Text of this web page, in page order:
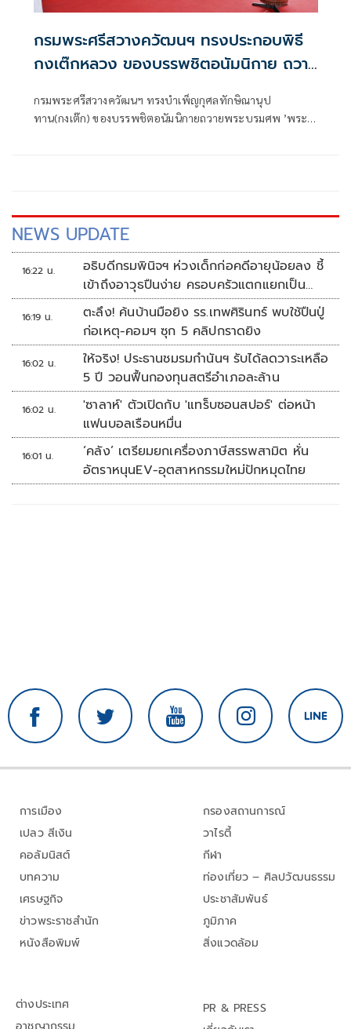
กรมพระศรีสวางควัฒนฯ ทรงประกอบพิธี
กงเต๊กหลวง ของบรรพชิตอนัมนิกาย ถวาย
กรมพระศรีสวางควัฒนฯ ทรงบำเพ็ญกุศลทักษิณานุป
ทาน(กงเต๊ก) ของบรรพชิตอนัมนิกายถวายพระบรมศพ ’พระ
NEWS UPDATE
16:22 น.
อธิบดีกรมพินิจฯ ห่วงเด็กก่อคดีอายุน้อยลง ชี้
เข้าถึงอาวุธปืนง่าย ครอบครัวแตกแยกเป็น
ชนวนสำคัญ
16:19 น.
ตะลึง! ค้นบ้านมือยิง รร.เทพศิรินทร์ พบใช้ปืนปู่
ก่อเหตุ-คอมฯ ซุก 5 คลิปกราดยิง
16:02 น.
ให้จริง! ประธานชมรมกำนันฯ รับได้ลดวาระเหลือ
5 ปี วอนฟื้นกองทุนสตรีอำเภอละล้าน
16:02 น.
'ซาลาห์' ตัวเปิดกับ 'แทร็บซอนสปอร์' ต่อหน้า
แฟนบอลเรือนหมื่น
16:01 น.
‘คลัง’ เตรียมยกเครื่องภาษีสรรพสามิต หั่น
อัตราหนุนEV-อุตสาหกรรมใหม่ปักหมุดไทย
การเมือง
เปลว สีเงิน
คอลัมนิสต์
บทความ
เศรษฐกิจ
ข่าวพระราชสำนัก
หนังสือพิมพ์
กรองสถานการณ์
วาไรตี้
กีฬา
ท่องเที่ยว – ศิลปวัฒนธรรม
ประชาสัมพันธ์
ภูมิภาค
สิ่งแวดล้อม
ต่างประเทศ
PR & PRESS